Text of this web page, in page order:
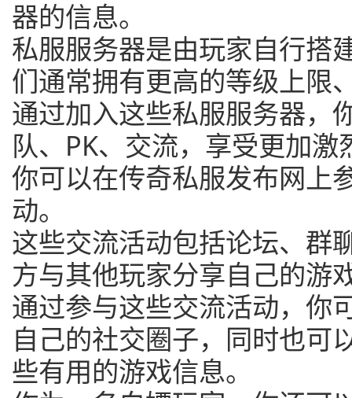
器的信息。
私服服务器是由玩家自行搭
们通常拥有更高的等级上限
通过加入这些私服服务器，
队、PK、交流，享受更加
你可以在传奇私服发布网上
动。
这些交流活动包括论坛、群
方与其他玩家分享自己的游
通过参与这些交流活动，你
自己的社交圈子，同时也可
些有用的游戏信息。